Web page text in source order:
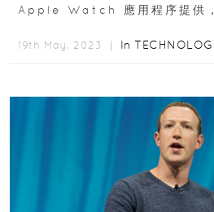
Apple Watch 應用程序提供
19th May, 2023 ｜ In